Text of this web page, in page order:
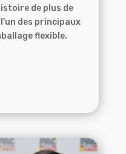
de plus de
l'un des principaux
flexible.